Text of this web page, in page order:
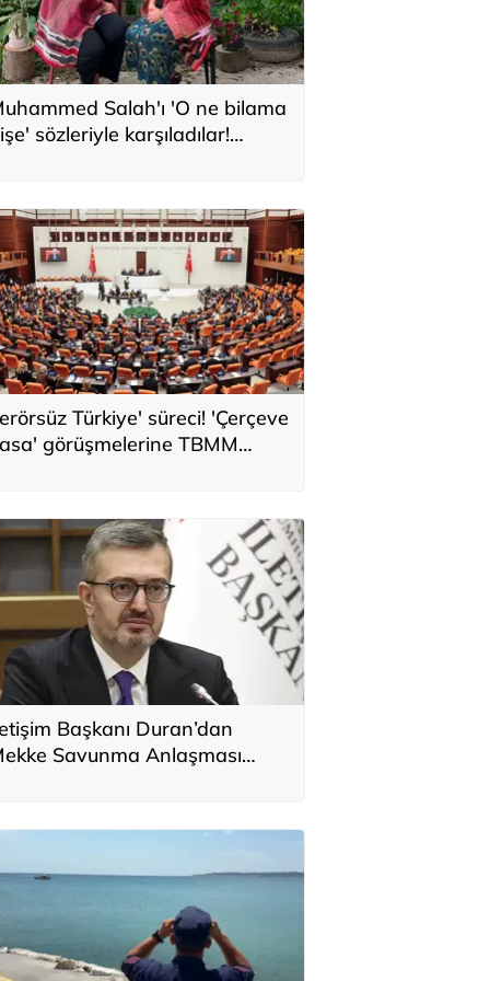
Salah'ı 'O ne bilama
sözleriyle karşıladılar!
Türkiye' süreci! 'Çerçeve
görüşmelerine TBMM
Başkanı Duran’dan
Savunma Anlaşması